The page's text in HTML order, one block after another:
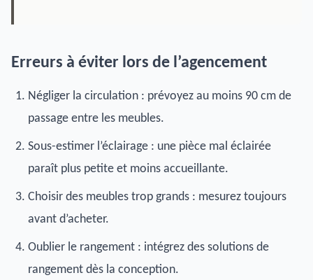
Erreurs à éviter lors de l’agencement
Négliger la circulation : prévoyez au moins 90 cm de
passage entre les meubles.
Sous-estimer l’éclairage : une pièce mal éclairée
paraît plus petite et moins accueillante.
Choisir des meubles trop grands : mesurez toujours
avant d’acheter.
Oublier le rangement : intégrez des solutions de
rangement dès la conception.